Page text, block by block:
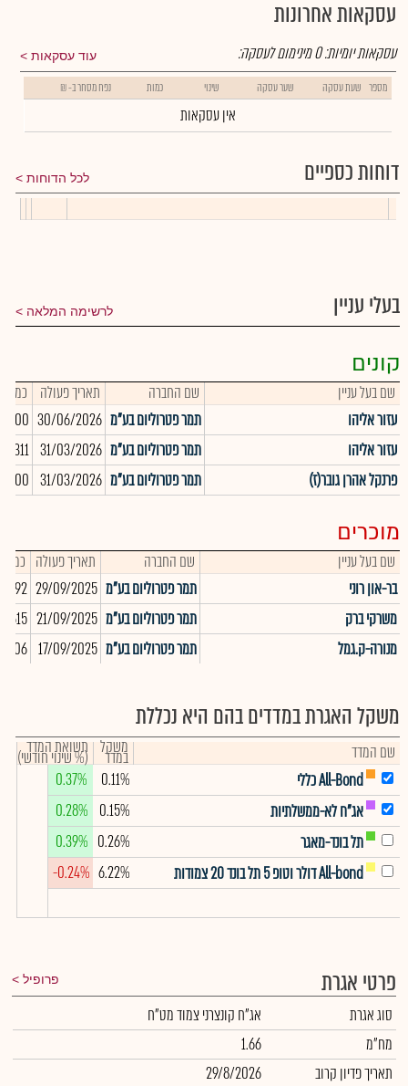
עסקאות אחרונות
עוד עסקאות עסקאות יומיות:0מינימום לעסקה:
מספר שעת עסקה שער עסקה שינוי כמות נפח מסחר ב- ₪
אין עסקאות
דוחות כספיים לכל הדוחות
בעלי עניין לרשימה המלאה
קונים
שם בעל עניין שם החברה תאריך פעולה
כמות
עזור אליהו
תמר פטרוליום בע"מ 30/06/2026
5,200
עזור אליהו
תמר פטרוליום בע"מ 31/03/2026
פרנקל אהרן גובר(ז)
תמר פטרוליום בע"מ 31/03/2026
מוכרים
שם בעל עניין שם החברה תאריך פעולה כמות
בר-און רוני
תמר פטרוליום בע"מ 29/09/2025
משרקי ברק
תמר פטרוליום בע"מ 21/09/2025
מנורה-ק.גמל
תמר פטרוליום בע"מ 17/09/2025
משקל האגרת במדדים בהם היא נכללת
שם המדד משקל
במדד תשואת המדד
(% שינוי חודשי)
All-Bond כללי
0.11%
0.37%
אג"ח לא-ממשלתיות
0.15%
0.28%
תל בונד-מאגר
0.26%
0.39%
All-bond דולר וטופ 5 תל בונד 20 צמודות
6.22%
-0.24%
פרטי אגרת פרופיל
סוג אגרת
אג"ח קונצרני צמוד מט"ח
מח"מ
1.66
תאריך פדיון קרוב
29/8/2026